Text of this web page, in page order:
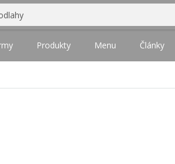
Produkty Menu Články